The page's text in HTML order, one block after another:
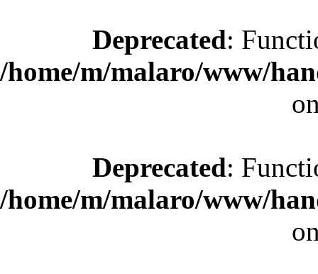
Deprecated:
/home/m/malaro/www/
Deprecated:
/home/m/malaro/www/